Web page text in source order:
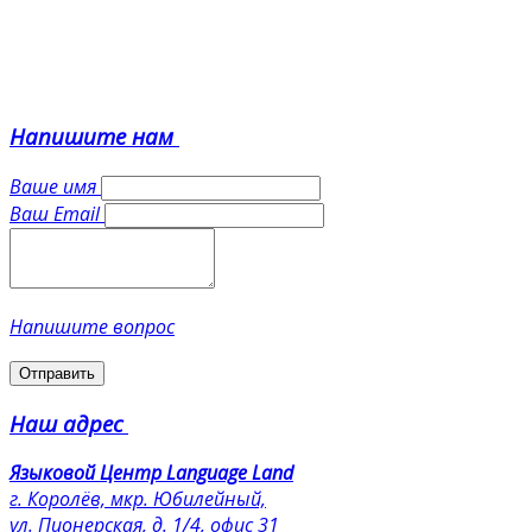
школе и все-все-все, мой самый любимый
Яковлев Анатолий
Кудрявцевой Кариной Валерьевной, мой
как «читаю со словарем, объясняюсь с
использованием отдельных английских слов и
языка жестов» и это несмотря на неоднократное
Карина выстроила наши занятия с учетом моих
сильных и слабых сторон, что вывело меня на
новый уровень. Карина обладает даром
преподавания, сочетает требовательность и
Напишитенам
Ваше имя
Ваш Email
Напишите вопрос
Отправить
Наш адрес
Языковой Центр Language Land
г. Королёв, мкр. Юбилейный,
ул. Пионерская, д. 1/4, офис 31